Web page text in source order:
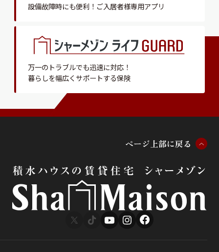
設備故障時にも便利！ ご入居者様専用アプリ
万一のトラブルでも迅速に対応！
暮らしを幅広くサポートする保険
ページ 上部に戻る